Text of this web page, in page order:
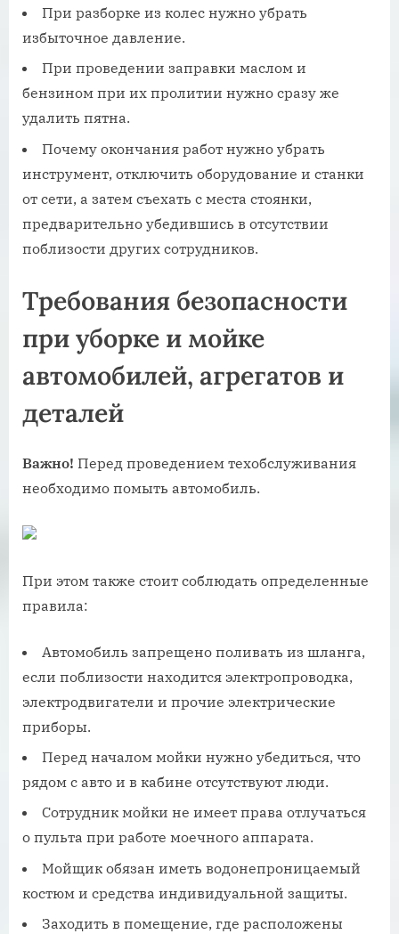
При разборке из колес нужно убрать
избыточное давление.
При проведении заправки маслом и
бензином при их пролитии нужно сразу же
удалить пятна.
Почему окончания работ нужно убрать
инструмент, отключить оборудование и станки
от сети, а затем съехать с места стоянки,
предварительно убедившись в отсутствии
поблизости других сотрудников.
Требования безопасности
при уборке и мойке
автомобилей, агрегатов и
деталей
Важно! Перед проведением техобслуживания
необходимо помыть автомобиль.
При этом также стоит соблюдать определенные
правила:
Автомобиль запрещено поливать из шланга,
если поблизости находится электропроводка,
электродвигатели и прочие электрические
приборы.
Перед началом мойки нужно убедиться, что
рядом с авто и в кабине отсутствуют люди.
Сотрудник мойки не имеет права отлучаться
о пульта при работе моечного аппарата.
Мойщик обязан иметь водонепроницаемый
костюм и средства индивидуальной защиты.
Заходить в помещение, где расположены